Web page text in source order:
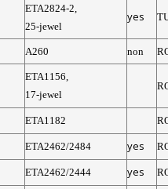
ETA2824-2,
25-jewel
yes
A260 non
ETA1156,
17-jewel
ETA1182
ETA2462/2484 yes
ETA2462/2444 yes